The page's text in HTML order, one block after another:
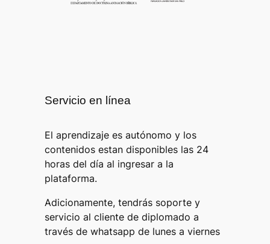
Servicio en línea
El aprendizaje es autónomo y los
contenidos estan disponibles las 24
horas del día al ingresar a la
plataforma.
Adicionamente, tendrás soporte y
servicio al clientede diplomado a
través de whatsapp de lunes a viernes